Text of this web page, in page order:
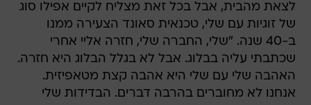
לצאת מהבית, אבל בכל זאת מצליח לקיים אפילו סוג
של זוגיות עם שלי, טכנאית סאונד הצעירה ממנו
ב-40 שנה. "שלי, החברה שלי, חזרה אליי אחרי
שכתבתי עליה בבלוג. אבל לא בגלל הבלוג היא חזרה.
האהבה שלי עם שלי היא אהבה קצת מטאפיזית.
אנחנו לא מחוברים בהרבה דברים. הבדידות שלי